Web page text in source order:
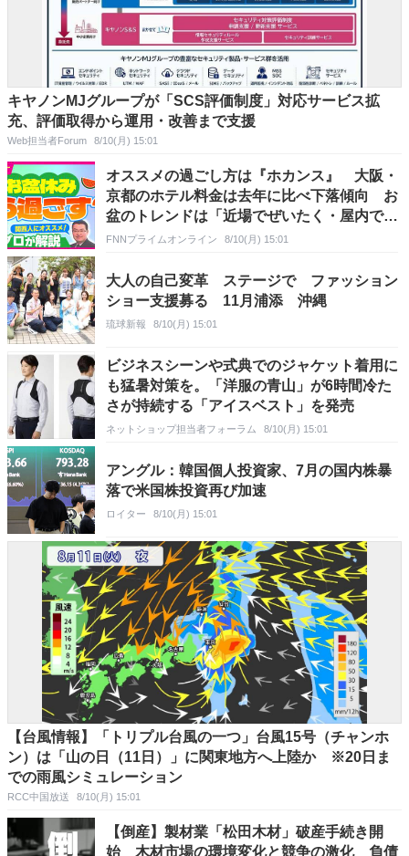
キヤノンMJグループが「SCS評価制度」対応サービス拡
充、評価取得から運用・改善まで支援
Web担当者Forum 8/10(月) 15:01
オススメの過ごし方は『ホカンス』 大阪・
京都のホテル料金は去年に比べ下落傾向 お
盆のトレンドは「近場でぜいたく・屋内で涼
しく」 旅行アナリスト鳥海高太朗さんが解
FNNプライムオンライン 8/10(月) 15:01
大人の自己変革 ステージで ファッション
ショー支援募る 11月浦添 沖縄
琉球新報 8/10(月) 15:01
ビジネスシーンや式典でのジャケット着用に
も猛暑対策を。「洋服の青山」が6時間冷た
さが持続する「アイスベスト」を発売
ネットショップ担当者フォーラム 8/10(月) 15:01
アングル：韓国個人投資家、7月の国内株暴
落で米国株投資再び加速
ロイター 8/10(月) 15:01
【台風情報】「トリプル台風の一つ」台風15号（チャンホ
ン）は「山の日（11日）」に関東地方へ上陸か ※20日ま
での雨風シミュレーション
RCC中国放送 8/10(月) 15:01
【倒産】製材業「松田木材」破産手続き開
始 木材市場の環境変化と競争の激化 負債